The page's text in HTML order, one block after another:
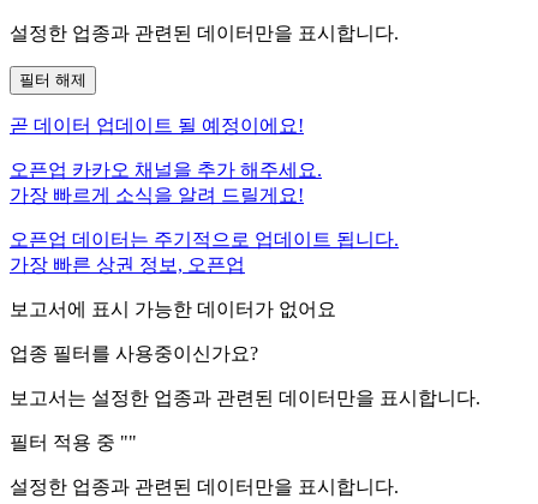
설정한 업종과 관련된 데이터만을 표시합니다.
필터 해제
곧 데이터 업데이트 될 예정이에요!
오픈업 카카오 채널을 추가 해주세요.
가장 빠르게 소식을 알려 드릴게요!
오픈업 데이터는 주기적으로 업데이트 됩니다.
가장 빠른 상권 정보, 오픈업
보고서에 표시 가능한 데이터가 없어요
업종 필터를 사용중이신가요?
보고서는 설정한 업종과 관련된 데이터만을 표시합니다.
필터 적용 중 ""
설정한 업종과 관련된 데이터만을 표시합니다.